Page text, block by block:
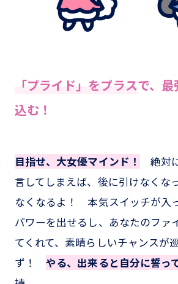
「プライド」をプラスで、
込む！
目指せ、大女優マインド！
絶対
言してしまえば、後に引けなくな
なくなるよ！ 本気スイッチが入
パワーを出せるし、あなたのファ
てくれて、素晴らしいチャンスが
ず！やる、出来ると自分に誓っ